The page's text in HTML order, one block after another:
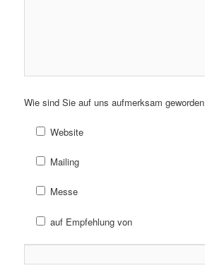
Wie sind Sie auf uns aufmerksam geworden
Website
Mailing
Messe
auf Empfehlung von